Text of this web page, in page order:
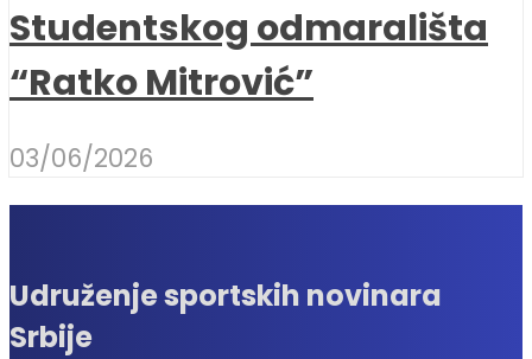
Studentskog odmarališta
“Ratko Mitrović”
03/06/2026
Udruženje sportskih novinara
Srbije